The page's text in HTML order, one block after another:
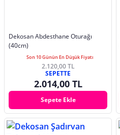
Dekosan Abdesthane Oturağı
(40cm)
Son 10 Günün En Düşük Fiyatı
2.120,00 TL
SEPETTE
2.014,00 TL
Sepete Ekle